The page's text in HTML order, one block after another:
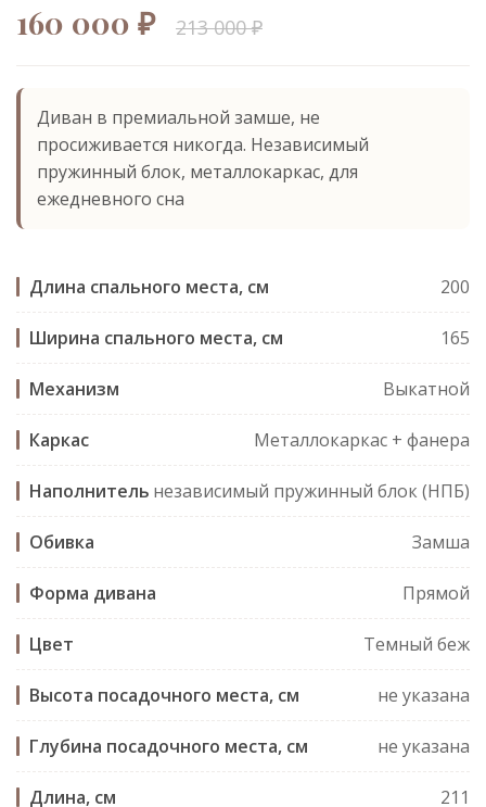
160 000 ₽ 213 000 ₽
Диван в премиальной замше, не
просиживается никогда. Независимый
пружинный блок, металлокаркас, для
ежедневного сна
Длина спального места, см 200
Ширина спального места, см 165
Механизм Выкатной
Каркас Металлокаркас + фанера
Наполнитель независимый пружинный блок (НПБ)
Обивка Замша
Форма дивана Прямой
Цвет Темный беж
Высота посадочного места, см не указана
Глубина посадочного места, см не указана
Длина, см 211